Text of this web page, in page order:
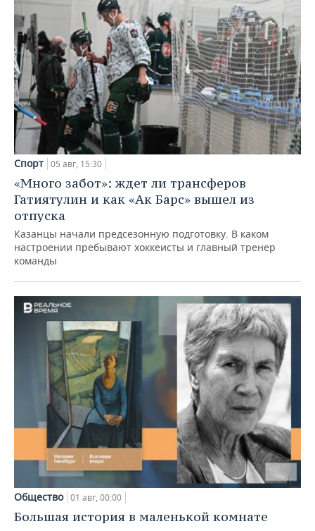
Спорт 05 авг, 15:30
«Много забот»: ждет ли трансферов
Гатиятулин и как «Ак Барс» вышел из
отпуска
Казанцы начали предсезонную подготовку. В каком
настроении пребывают хоккеисты и главный тренер
команды
Общество 01 авг, 00:00
Большая история в маленькой комнате